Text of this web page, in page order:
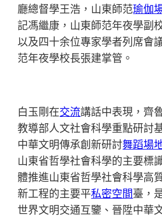
廳總督學王浩，山東師范瑜伽
記馮繼康，山東師范年夜學副
以及四十余位專家學者列席會
范年夜學校長張建掌管。
白玉剛在交流講話中表現，齊
教導部人文社會科學重點研討
中華文明傳承創新研討舞蹈場
山東省哲學社會科學的主要標
體推進山東省哲學社會科學高
新工程的主要平私密空間臺，
世界文明交通互鑒、晉陞中華